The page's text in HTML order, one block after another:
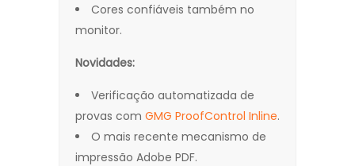
Cores confiáveis ​​também no
monitor.
Novidades:
Verificação automatizada de
provas com GMG ProofControl Inline.
O mais recente mecanismo de
impressão Adobe PDF.